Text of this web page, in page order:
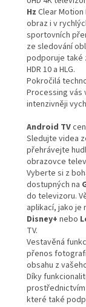
Hz Clear
obraz i v
sportovních
ze sledování
podporuje také
HDR 10 a HLG.
Pokročilá
Processing vás
intenzivněji
Android TV
Sledujte videa
přehrávejte
obrazovce
Vyberte si z
dostupných na
do televizoru.
aplikací, jako je
Disney+ nebo
TV.
Vestavěná
přenos
obsahu z
Díky
které také